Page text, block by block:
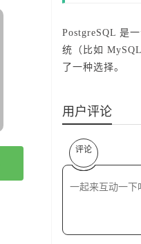
PostgreSQL 是
统（比如
了一种选择。
用户评论
评论